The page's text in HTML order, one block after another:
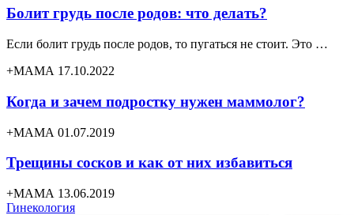
Болит грудь после родов: что делать?
Если болит грудь после родов, то пугаться не стоит. Это …
+МАМА 17.10.2022
Когда и зачем подростку нужен маммолог?
+МАМА 01.07.2019
Трещины сосков и как от них избавиться
+МАМА 13.06.2019
Гинекология